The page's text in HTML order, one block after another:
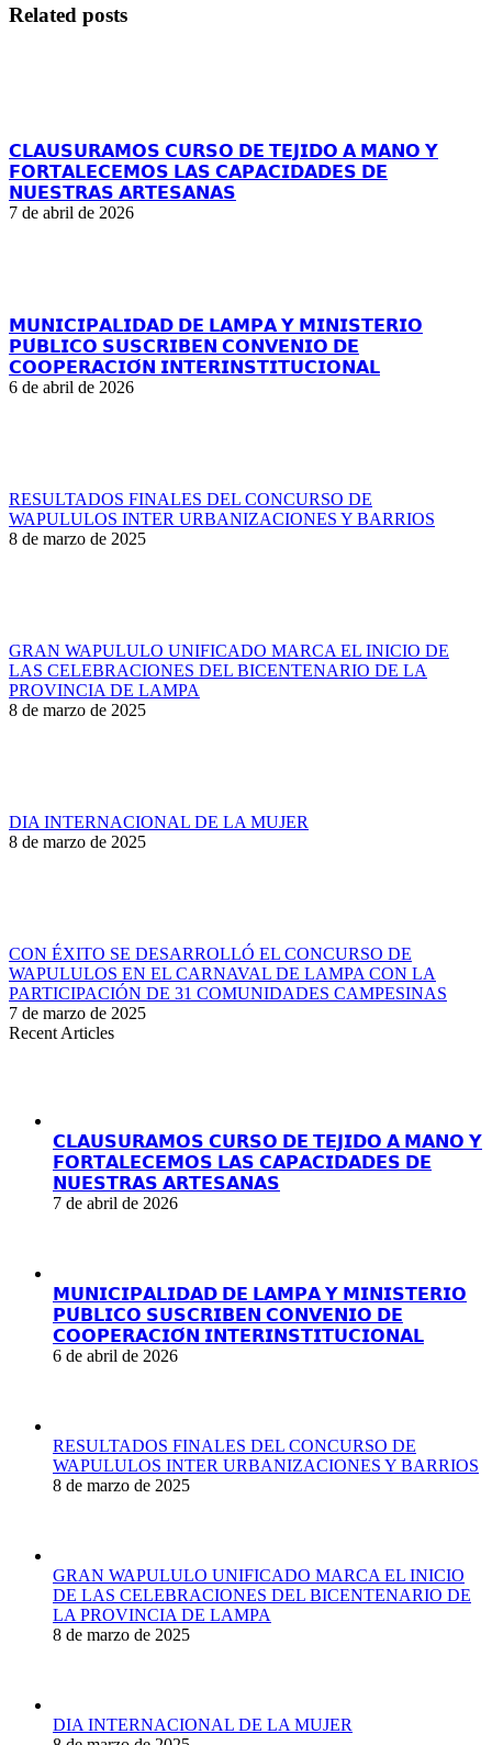
Related posts
𝗖𝗟𝗔𝗨𝗦𝗨𝗥𝗔𝗠𝗢𝗦 𝗖𝗨𝗥𝗦𝗢 𝗗𝗘 𝗧𝗘𝗝𝗜𝗗𝗢 𝗔 𝗠𝗔𝗡𝗢 𝗬
𝗙𝗢𝗥𝗧𝗔𝗟𝗘𝗖𝗘𝗠𝗢𝗦 𝗟𝗔𝗦 𝗖𝗔𝗣𝗔𝗖𝗜𝗗𝗔𝗗𝗘𝗦 𝗗𝗘
𝗡𝗨𝗘𝗦𝗧𝗥𝗔𝗦 𝗔𝗥𝗧𝗘𝗦𝗔𝗡𝗔𝗦
7 de abril de 2026
𝗠𝗨𝗡𝗜𝗖𝗜𝗣𝗔𝗟𝗜𝗗𝗔𝗗 𝗗𝗘 𝗟𝗔𝗠𝗣𝗔 𝗬 𝗠𝗜𝗡𝗜𝗦𝗧𝗘𝗥𝗜𝗢
𝗣𝗨́𝗕𝗟𝗜𝗖𝗢 𝗦𝗨𝗦𝗖𝗥𝗜𝗕𝗘𝗡 𝗖𝗢𝗡𝗩𝗘𝗡𝗜𝗢 𝗗𝗘
𝗖𝗢𝗢𝗣𝗘𝗥𝗔𝗖𝗜𝗢́𝗡 𝗜𝗡𝗧𝗘𝗥𝗜𝗡𝗦𝗧𝗜𝗧𝗨𝗖𝗜𝗢𝗡𝗔𝗟
6 de abril de 2026
RESULTADOS FINALES DEL CONCURSO DE
WAPULULOS INTER URBANIZACIONES Y BARRIOS
8 de marzo de 2025
GRAN WAPULULO UNIFICADO MARCA EL INICIO DE
LAS CELEBRACIONES DEL BICENTENARIO DE LA
PROVINCIA DE LAMPA
8 de marzo de 2025
DIA INTERNACIONAL DE LA MUJER
8 de marzo de 2025
CON ÉXITO SE DESARROLLÓ EL CONCURSO DE
WAPULULOS EN EL CARNAVAL DE LAMPA CON LA
PARTICIPACIÓN DE 31 COMUNIDADES CAMPESINAS
7 de marzo de 2025
Recent Articles
𝗖𝗟𝗔𝗨𝗦𝗨𝗥𝗔𝗠𝗢𝗦 𝗖𝗨𝗥𝗦𝗢 𝗗𝗘 𝗧𝗘𝗝𝗜𝗗𝗢 𝗔 𝗠𝗔𝗡𝗢 𝗬
𝗙𝗢𝗥𝗧𝗔𝗟𝗘𝗖𝗘𝗠𝗢𝗦 𝗟𝗔𝗦 𝗖𝗔𝗣𝗔𝗖𝗜𝗗𝗔𝗗𝗘𝗦 𝗗𝗘
𝗡𝗨𝗘𝗦𝗧𝗥𝗔𝗦 𝗔𝗥𝗧𝗘𝗦𝗔𝗡𝗔𝗦
7 de abril de 2026
𝗠𝗨𝗡𝗜𝗖𝗜𝗣𝗔𝗟𝗜𝗗𝗔𝗗 𝗗𝗘 𝗟𝗔𝗠𝗣𝗔 𝗬 𝗠𝗜𝗡𝗜𝗦𝗧𝗘𝗥𝗜𝗢
𝗣𝗨́𝗕𝗟𝗜𝗖𝗢 𝗦𝗨𝗦𝗖𝗥𝗜𝗕𝗘𝗡 𝗖𝗢𝗡𝗩𝗘𝗡𝗜𝗢 𝗗𝗘
𝗖𝗢𝗢𝗣𝗘𝗥𝗔𝗖𝗜𝗢́𝗡 𝗜𝗡𝗧𝗘𝗥𝗜𝗡𝗦𝗧𝗜𝗧𝗨𝗖𝗜𝗢𝗡𝗔𝗟
6 de abril de 2026
RESULTADOS FINALES DEL CONCURSO DE
WAPULULOS INTER URBANIZACIONES Y BARRIOS
8 de marzo de 2025
GRAN WAPULULO UNIFICADO MARCA EL INICIO
DE LAS CELEBRACIONES DEL BICENTENARIO DE
LA PROVINCIA DE LAMPA
8 de marzo de 2025
DIA INTERNACIONAL DE LA MUJER